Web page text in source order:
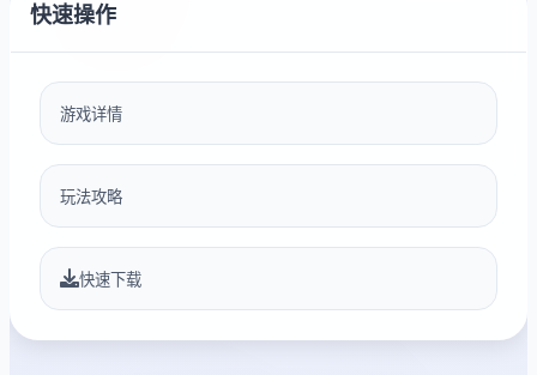
快速操作
游戏详情
玩法攻略
快速下载